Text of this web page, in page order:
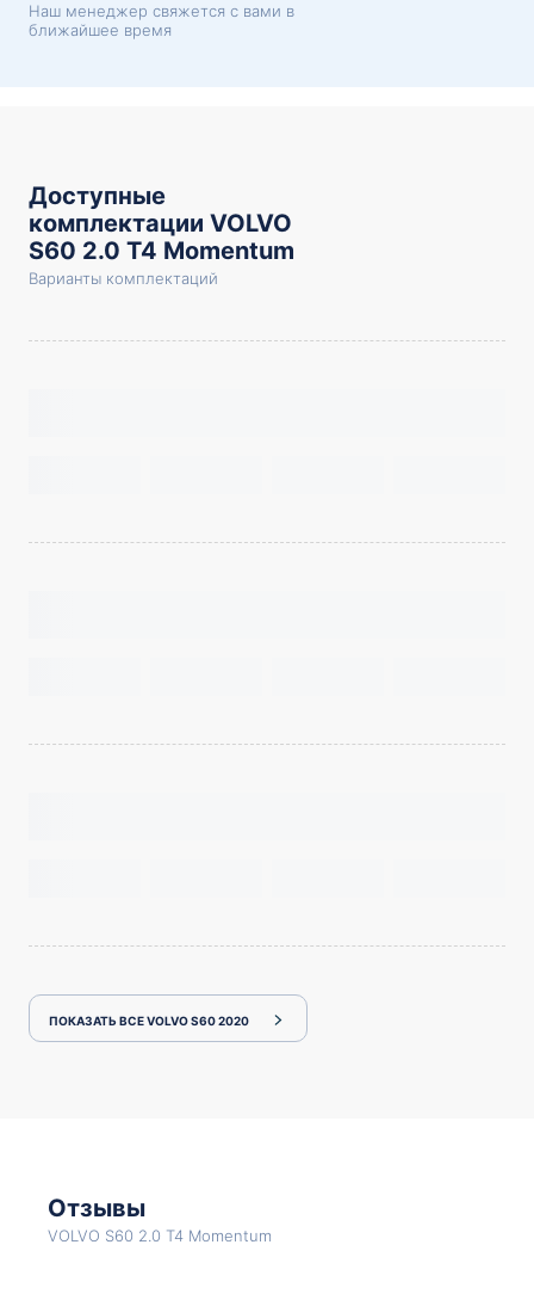
Наш менеджер свяжется с вами в
ближайшее время
Доступные
комплектации VOLVO
S60 2.0 T4 Momentum
Варианты комплектаций
ПОКАЗАТЬ ВСЕ VOLVO S60 2020
Отзывы
VOLVO S60 2.0 T4 Momentum